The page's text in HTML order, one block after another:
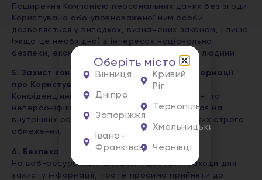
Поширення Компанією персональних даних без згоди
Користувача або уповноваженої ним особи
дозволяється у випадках, визначених законом, і лише
(якщо це необхідно) в інтересах національної
безпеки, економічного добробуту та прав людини.
5. Захист конфіденційної інформації та інформації
про Користувача
Конфіденційна інформація, персональні дані та
неперсоніфікована інформація зберігаються на
внутрішніх ресурсах Компанії, доступ до яких строго
обмежений.
6. Безпека
На веб-ресурсі Компанії вжиті достатні заходи для
захисту інформації, проте просимо прийняти до
Оберіть місто
Вінниця
Дніпро
Запоріжжя
Івано-
Франківськ
Кривий
Ріг
Тернопіль
Хмельницький
Чернівці